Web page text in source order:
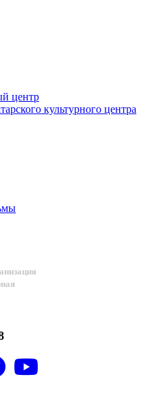
центр
культурного центра